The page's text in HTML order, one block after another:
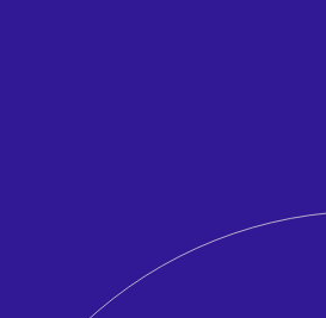
identifikátor se používá ke
se používá k zajištění, že uživatel
Cross-Site Request Forgery
že uživatel je tím, za koho se
používá ke sledování aktivity